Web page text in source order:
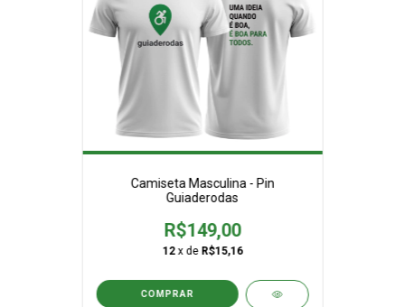
Camiseta Masculina - Pin
Guiaderodas
R$149,00
12 x de R$15,16
COMPRAR